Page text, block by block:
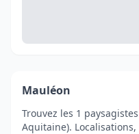
Mauléon
Trouvez les 1
Aquitaine).